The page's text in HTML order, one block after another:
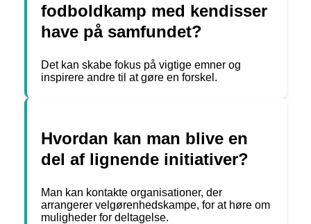
fodboldkamp med kendisser
have på samfundet?
Det kan skabe fokus på vigtige emner og
inspirere andre til at gøre en forskel.
Hvordan kan man blive en
del af lignende initiativer?
Man kan kontakte organisationer, der
arrangerer velgørenhedskampe, for at høre om
muligheder for deltagelse.